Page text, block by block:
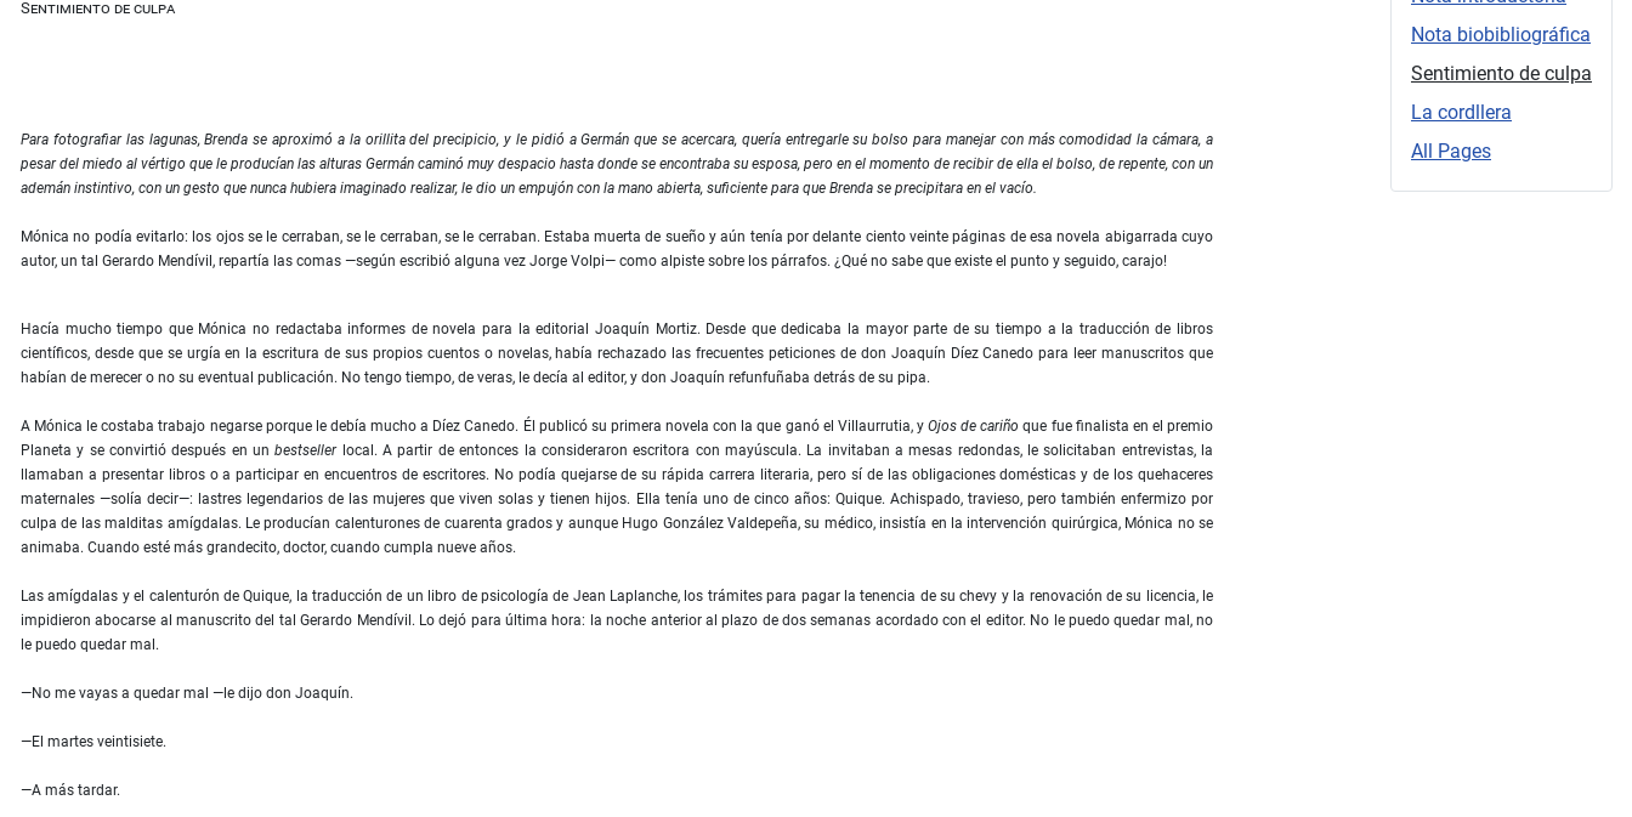
Nota biobibliográfica
Sentimiento de culpa
La cordllera
All Pages
Sentimiento de culpa
Para fotograﬁar las lagunas, Brenda se aproximó a la orillita del precipicio, y le pidió a Germán que se acercara, quería entregarle su bolso para manejar con más comodidad la cámara, a
pesar del miedo al vértigo que le producían las alturas Germán caminó muy despacio hasta donde se encontraba su esposa, pero en el momento de recibir de ella el bolso, de repente, con un
ademán instintivo, con un gesto que nunca hubiera imaginado realizar, le dio un empujón con la mano abierta, suﬁciente para que Brenda se precipitara en el vacío.
Mónica no podía evitarlo: los ojos se le cerraban, se le cerraban, se le cerraban. Estaba muerta de sueño y aún tenía por delante ciento veinte páginas de esa novela abigarrada cuyo
autor, un tal Gerardo Mendívil, repartía las comas —según escribió alguna vez Jorge Volpi— como alpiste sobre los párrafos. ¿Qué no sabe que existe el punto y seguido, carajo!
Hacía mucho tiempo que Mónica no redactaba informes de novela para la editorial Joaquín Mortiz. Desde que dedicaba la mayor parte de su tiempo a la traducción de libros
cientíﬁcos, desde que se urgía en la escritura de sus propios cuentos o novelas, había rechazado las frecuentes peticiones de don Joaquín Díez Canedo para leer manuscritos que
habían de merecer o no su eventual publicación. No tengo tiempo, de veras, le decía al editor, y don Joaquín refunfuñaba detrás de su pipa.
A Mónica le costaba trabajo negarse porque le debía mucho a Díez Canedo. Él publicó su primera novela con la que ganó el Villaurrutia, yOjos de cariño que fue ﬁnalista en el premio
Planeta y se convirtió después en unbestseller local. A partir de entonces la consideraron escritora con mayúscula. La invitaban a mesas redondas, le solicitaban entrevistas, la
llamaban a presentar libros o a participar en encuentros de escritores. No podía quejarse de su rápida carrera literaria, pero sí de las obligaciones domésticas y de los quehaceres
maternales —solía decir—: lastres legendarios de las mujeres que viven solas y tienen hijos. Ella tenía uno de cinco años: Quique. Achispado, travieso, pero también enfermizo por
culpa de las malditas amígdalas. Le producían calenturones de cuarenta grados y aunque Hugo González Valdepeña, su médico, insistía en la intervención quirúrgica, Mónica no se
animaba. Cuando esté más grandecito, doctor, cuando cumpla nueve años.
Las amígdalas y el calenturón de Quique, la traducción de un libro de psicología de Jean Laplanche, los trámites para pagar la tenencia de su chevy y la renovación de su licencia, le
impidieron abocarse al manuscrito del tal Gerardo Mendívil. Lo dejó para última hora: la noche anterior al plazo de dos semanas acordado con el editor. No le puedo quedar mal, no
le puedo quedar mal.
—No me vayas a quedar mal —le dijo don Joaquín.
—El martes veintisiete.
—A más tardar.